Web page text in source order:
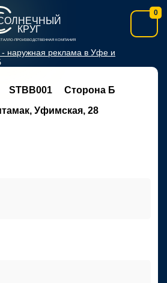
КРУГ
ПРОИЗВОДСТВЕННАЯ КОМПАНИЯ
0
наружная реклама в Уфе и
STBB001
Сторона Б
Уфимская, 28